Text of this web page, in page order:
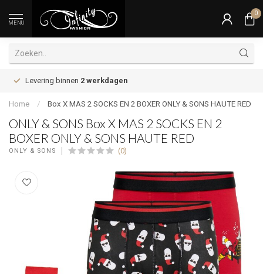
MENU
0
Levering binnen 2 werkdagen
Home / Box X MAS 2 SOCKS EN 2 BOXER ONLY & SONS HAUTE RED
ONLY & SONS Box X MAS 2 SOCKS EN 2
BOXER ONLY & SONS HAUTE RED
ONLY & SONS (0)